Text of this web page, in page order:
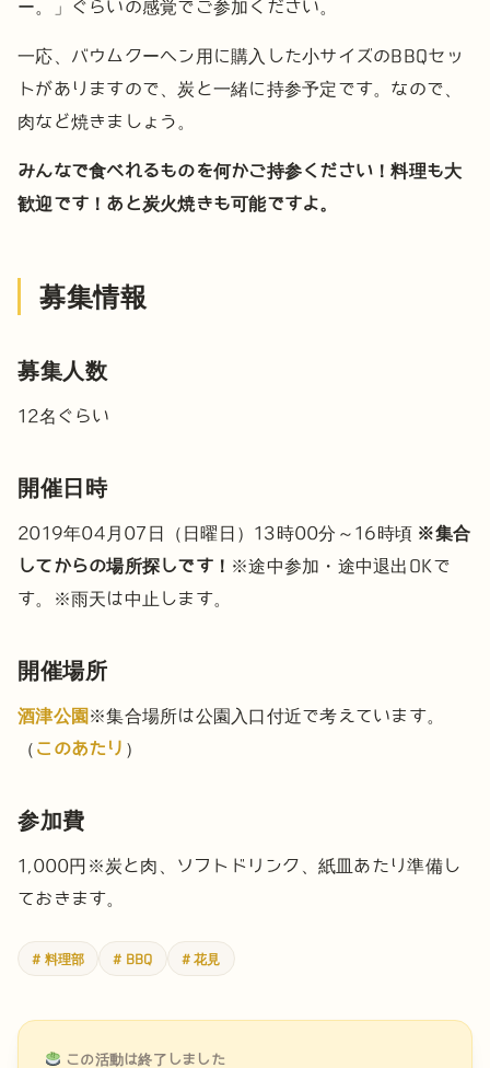
ー。」ぐらいの感覚でご参加ください。
一応、バウムクーヘン用に購入した小サイズのBBQセッ
トがありますので、炭と一緒に持参予定です。なので、
肉など焼きましょう。
みんなで食べれるものを何かご持参ください！料理も大
歓迎です！あと炭火焼きも可能ですよ。
募集情報
募集人数
12名ぐらい
開催日時
2019年04月07日（日曜日）13時00分～16時頃 ※集合
してからの場所探しです！ ※途中参加・途中退出OKで
す。
※雨天は中止します。
開催場所
酒津公園 ※集合場所は公園入口付近で考えています。
（ このあたり ）
参加費
1,000円 ※炭と肉、ソフトドリンク、紙皿あたり準備し
ておきます。
# 料理部 # BBQ # 花見
この活動は終了しました